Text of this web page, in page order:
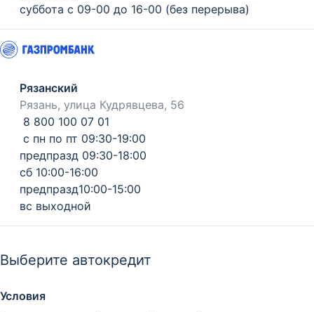
суббота с 09-00 до 16-00 (без перерыва)
Рязанский
Рязань, улица Кудрявцева, 56
8 800 100 07 01
с пн по пт 09:30-19:00
предпразд 09:30-18:00
сб 10:00-16:00
предпразд10:00-15:00
вс выходной
Выберите автокредит
Условия